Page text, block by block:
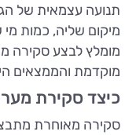
תנועה עצמאית של
מיקום שליה, כמות מי
מומלץ לבצע סקירה
מוקדמת והממצאים
כיצד סקירת